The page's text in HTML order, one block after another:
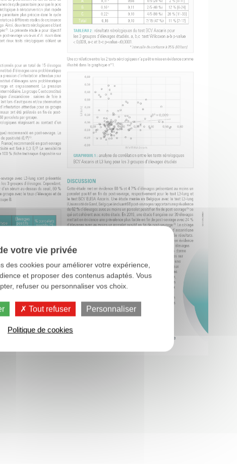
votre vie privée
des cookies pour améliorer votre expérience,
et proposer des contenus adaptés. Vous
refuser ou personnaliser vos choix.
Tout refuser Personnaliser
Politique de cookies